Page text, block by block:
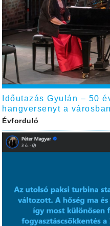
Időutazás Gyulán – 50
hangversenyt a
Évforduló